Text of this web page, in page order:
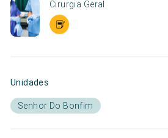
Cirurgia Geral
Unidades
Senhor Do Bonfim